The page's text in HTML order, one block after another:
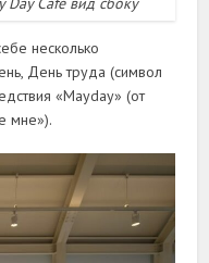
несколько
День труда (символ
«Mayday» (от
мне»).